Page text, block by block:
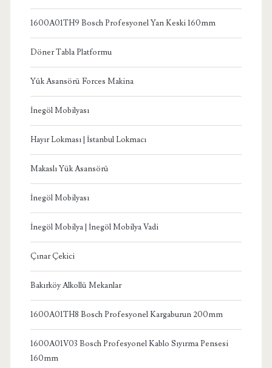
1600A01TH9 Bosch Profesyonel Yan Keski 160mm
Döner Tabla Platformu
Yük Asansörü Forces Makina
İnegöl Mobilyası
Hayır Lokması | İstanbul Lokmacı
Makaslı Yük Asansörü
İnegöl Mobilyası
İnegöl Mobilya | İnegöl Mobilya Vadi
Çınar Çekici
Bakırköy Alkollü Mekanlar
1600A01TH8 Bosch Profesyonel Kargaburun 200mm
1600A01V03 Bosch Profesyonel Kablo Sıyırma Pensesi
160mm